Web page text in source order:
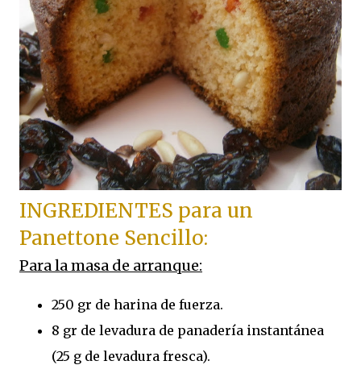
INGREDIENTES para un
Panettone Sencillo:
Para la masa de arranque:
250 gr de harina de fuerza.
8 gr de levadura de panadería instantánea
(25 g de levadura fresca).